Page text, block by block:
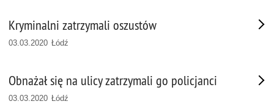
Kryminalni zatrzymali oszustów
03.03.2020 Łódź
Obnażał się na ulicy zatrzymali go policjanci
03.03.2020 Łódź